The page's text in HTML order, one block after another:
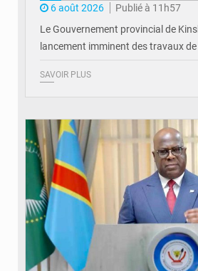
6 août 2026
Publié à 11h57
Le Gouvernement provincial de
lancement imminent des travaux
SAVOIR PLUS